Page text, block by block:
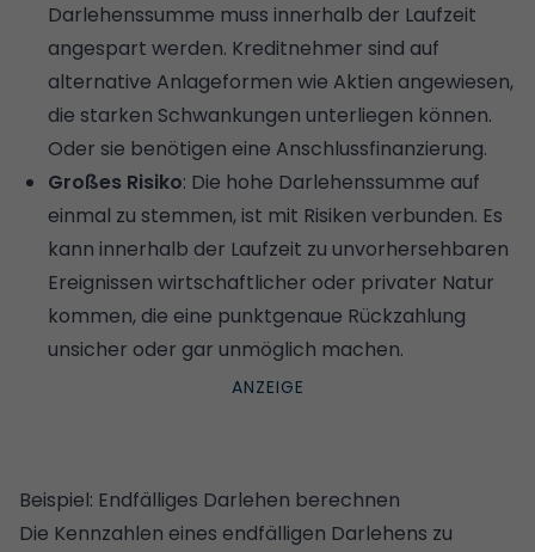
Darlehenssumme muss innerhalb der Laufzeit
angespart werden. Kreditnehmer sind auf
alternative Anlageformen wie Aktien angewiesen,
die starken Schwankungen unterliegen können.
Oder sie benötigen eine Anschlussfinanzierung.
Großes Risiko: Die hohe Darlehenssumme auf
einmal zu stemmen, ist mit Risiken verbunden. Es
kann innerhalb der Laufzeit zu unvorhersehbaren
Ereignissen wirtschaftlicher oder privater Natur
kommen, die eine punktgenaue Rückzahlung
unsicher oder gar unmöglich machen.
Beispiel: Endfälliges Darlehen berechnen
Die Kennzahlen eines endfälligen Darlehens zu